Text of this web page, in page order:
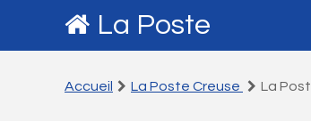
La Poste
Accueil La Poste Creuse La